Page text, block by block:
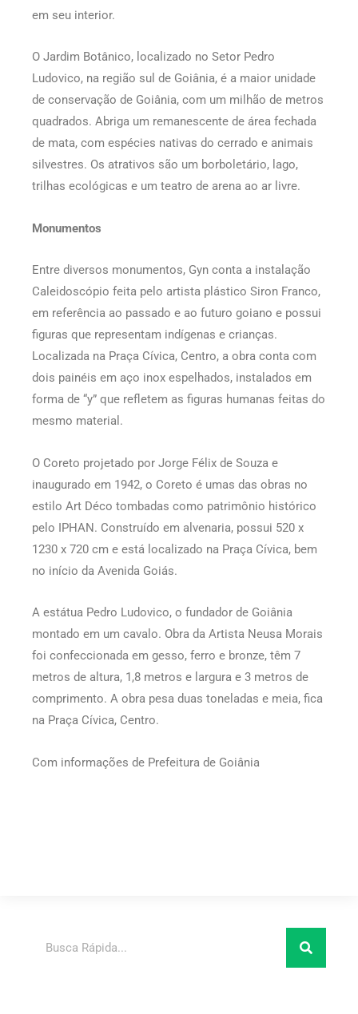
em seu interior.
O Jardim Botânico, localizado no Setor Pedro
Ludovico, na região sul de Goiânia, é a maior unidade
de conservação de Goiânia, com um milhão de metros
quadrados. Abriga um remanescente de área fechada
de mata, com espécies nativas do cerrado e animais
silvestres. Os atrativos são um borboletário, lago,
trilhas ecológicas e um teatro de arena ao ar livre.
Monumentos
Entre diversos monumentos, Gyn conta a instalação
Caleidoscópio feita pelo artista plástico Siron Franco,
em referência ao passado e ao futuro goiano e possui
figuras que representam indígenas e crianças.
Localizada na Praça Cívica, Centro, a obra conta com
dois painéis em aço inox espelhados, instalados em
forma de “y” que refletem as figuras humanas feitas do
mesmo material.
O Coreto projetado por Jorge Félix de Souza e
inaugurado em 1942, o Coreto é umas das obras no
estilo Art Déco tombadas como patrimônio histórico
pelo IPHAN. Construído em alvenaria, possui 520 x
1230 x 720 cm e está localizado na Praça Cívica, bem
no início da Avenida Goiás.
A estátua Pedro Ludovico, o fundador de Goiânia
montado em um cavalo. Obra da Artista Neusa Morais
foi confeccionada em gesso, ferro e bronze, têm 7
metros de altura, 1,8 metros e largura e 3 metros de
comprimento. A obra pesa duas toneladas e meia, fica
na Praça Cívica, Centro.
Com informações de Prefeitura de Goiânia